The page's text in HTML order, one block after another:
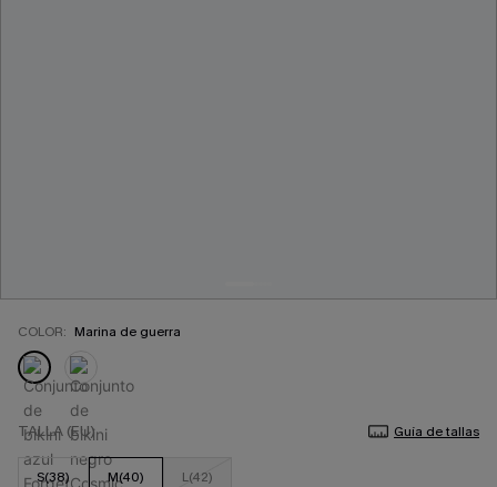
COLOR: Marina de guerra
TALLA (EU) Guía de tallas
S(38) M(40) L(42)